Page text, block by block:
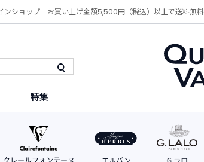
ンショップ お買い上げ金額5,500円（税込）以上で送料無料
特集